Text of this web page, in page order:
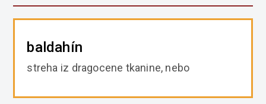
baldahín
streha iz dragocene tkanine, nebo